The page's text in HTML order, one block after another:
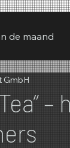
de maand
Lente
GmbH